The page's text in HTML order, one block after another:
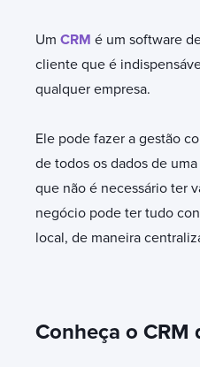
Um CRM é um software
cliente que é
qualquer empresa.
Ele pode fazer a gestão
de todos os dados de
que não é necessário ter
negócio pode ter tudo
local, de maneira
Conheça o CRM